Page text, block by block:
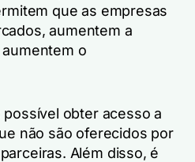
que as empresas
aumentem a
o
obter acesso a
não são oferecidos por
Além disso, é